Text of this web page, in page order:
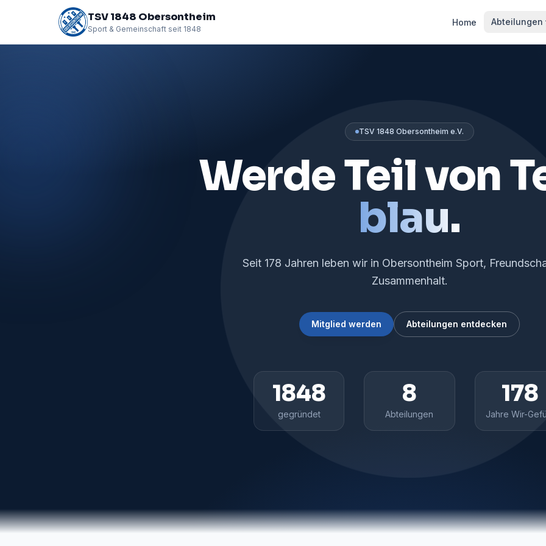
TSV 1848 Obersontheim
Sport & Gemeinschaft seit 1848
Home Abteilungen
TSV 1848 Obersontheim e.V.
Werde Teil von
blau.
Seit 178 Jahren leben wir in Obersontheim Sport,
Zusammenhalt.
Mitglied werden Abteilungen entdecken
1848
gegründet
8
Abteilungen
178
Jahre Wir-